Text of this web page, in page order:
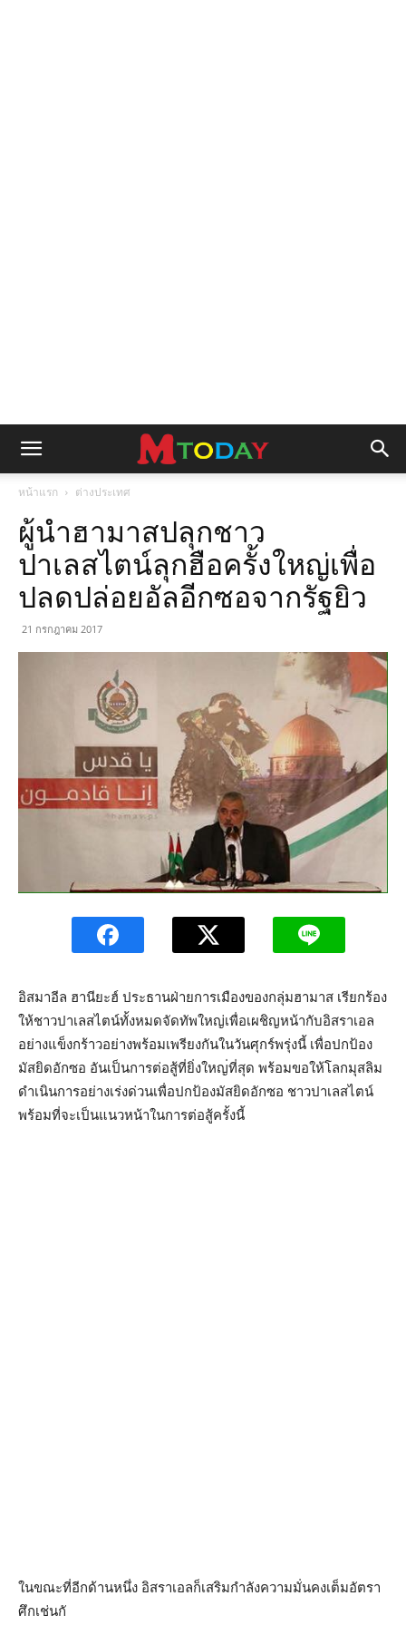
หน้าแรก ต่างประเทศ
ผู้นำฮามาสปลุกชาว
ปาเลสไตน์ลุกฮือครั้งใหญ่เพื่อ
ปลดปล่อยอัลอีกซอจากรัฐยิว
21 กรกฎาคม 2017
อิสมาอีล ฮานียะฮ์ ประธานฝ่ายการเมืองของกลุ่มฮามาส เรียกร้อง
ให้ชาวปาเลสไตน์ทั้งหมดจัดทัพใหญ่เพื่อเผชิญหน้ากับอิสราเอล
อย่างแข็งกร้าวอย่างพร้อมเพรียงกันในวันศุกร์พรุ่งนี้ เพื่อปกป้อง
มัสยิดอักซอ อันเป็นการต่อสู้ที่ยิ่งใหญ่ที่สุด พร้อมขอให้โลกมุสลิม
ดำเนินการอย่างเร่งด่วนเพื่อปกป้องมัสยิดอักซอ ชาวปาเลสไตน์
พร้อมที่จะเป็นแนวหน้าในการต่อสู้ครั้งนี้
ในขณะที่อีกด้านหนึ่ง อิสราเอลก็เสริมกำลังความมั่นคงเต็มอัตรา
ศึกเช่นกั